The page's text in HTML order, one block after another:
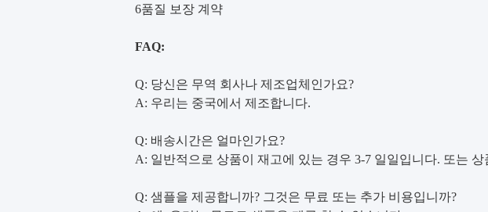
6품질 보장 계약
FAQ:
Q: 당신은 무역 회사나 제조업체인가요?
A: 우리는 중국에서 제조합니다.
Q: 배송시간은 얼마인가요?
A: 일반적으로 상품이 재고에 있는 경우 3-7 일일입니다. 또는
Q: 샘플을 제공합니까? 그것은 무료 또는 추가 비용입니까?